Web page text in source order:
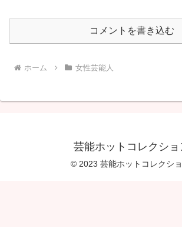
コメントを書き込む
ホーム 女性芸能人
芸能ホットコレクショ
© 2023 芸能ホットコレクショ